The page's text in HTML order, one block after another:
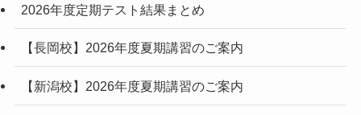
2026年度定期テスト結果まとめ
【長岡校】2026年度夏期講習のご案内
【新潟校】2026年度夏期講習のご案内